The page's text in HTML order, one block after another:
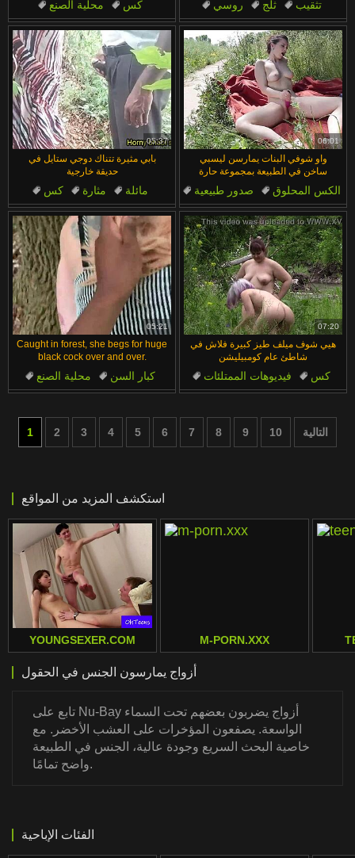
محلية الصنع
كس
كل الفتحات
مائلة
عيون بنية
روسي ثلج
تثقيب
الطبيعة
بزاز كبيرة
05:37
بابي مثيرة تتناك دوجي ستايل في
حديقة خارجية
كس مثارة
مائلة
حدائق
وضعية الكلب
06:01
واو شوفي البنات يمارسن ليسبي
ساخن في الطبيعة بمجموعة حارة
صدور طبيعية
الكس المحلوق
كس
شقراء الطبيعة
05:21
Caught in forest, she begs for huge
black cock over and over.
محلية الصنع
كبار السن
سيطرة
مائلة الطبيعة
07:20
هيي شوف ميلف طيز كبيرة فلاش في
شاطئ عام كومبيليشن
فيديوهات الممتلئات
كس
شاطئ
الطبيعة
1
2 3 4 5 6 7 8 9 10 التالية
استكشف المزيد من المواقع
YOUNGSEXER.COM M-PORN.XXX
أزواج يمارسون الجنس في الحقول
تابع على Nu-Bay أزواج يضربون بعضهم تحت السماء
الواسعة. يصفعون المؤخرات على العشب الأخضر. مع
خاصية البحث السريع وجودة عالية، الجنس في الطبيعة
واضح تمامًا.
الفئات الإباحية